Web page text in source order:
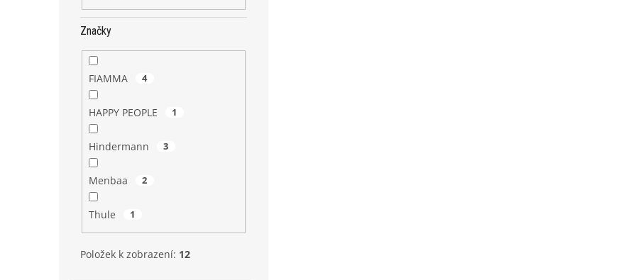
Značky
FIAMMA 4
HAPPY PEOPLE 1
Hindermann 3
Menbaa 2
Thule 1
Položek k zobrazení: 12